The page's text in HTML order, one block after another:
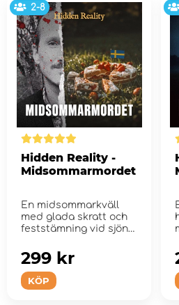
2-8
Hidden Reality -
Midsommarmordet
En midsommarkväll
med glada skratt och
feststämning vid sjön –
KÖP
299 kr